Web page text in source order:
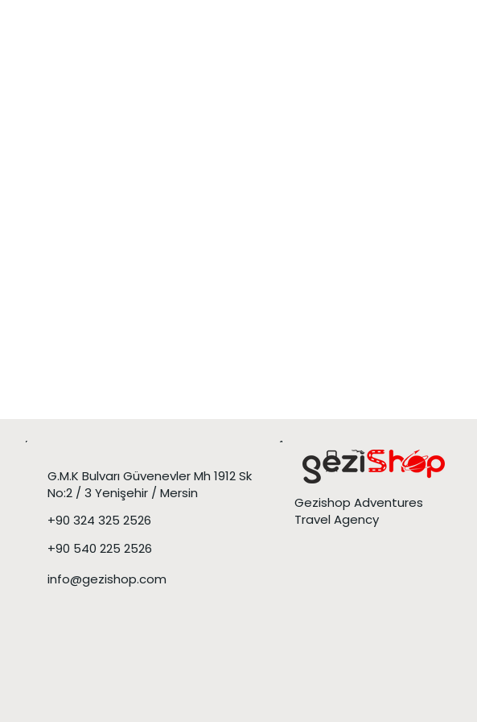
G.M.K Bulvarı Güvenevler Mh 1912 Sk
No:2 / 3 Yenişehir / Mersin
+90 324 325 2526
+90 540 225 2526
info@gezishop.com
Gezishop Adventures
Travel Agency